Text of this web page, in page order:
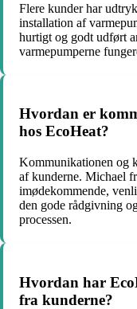
Flere kunder har
installation af
hurtigt og godt udført
varmepumperne
Hvordan er
hos EcoHeat?
Kommunikationen og
af kunderne. Michael
imødekommende,
den gode rådgivning
processen.
Hvordan har
fra kunderne?